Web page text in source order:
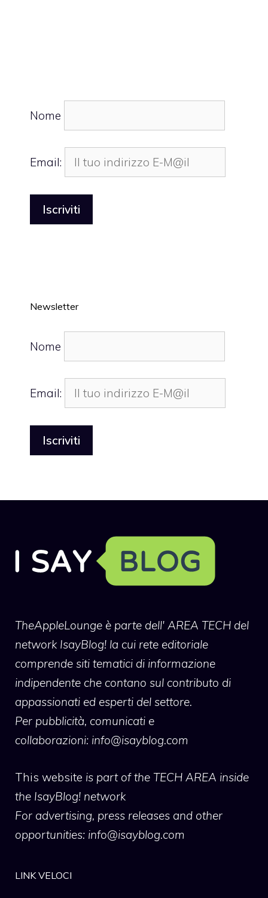
Nome
Email:
Newsletter
Nome
Email:
TheAppleLounge è parte dell' AREA TECH del
network IsayBlog! la cui rete editoriale
comprende siti tematici di informazione
indipendente che contano sul contributo di
appassionati ed esperti del settore.
Per pubblicità, comunicati e
collaborazioni: info@isayblog.com
This website is part of the TECH AREA inside
the IsayBlog! network
For advertising, press releases and other
opportunities: info@isayblog.com
LINK VELOCI